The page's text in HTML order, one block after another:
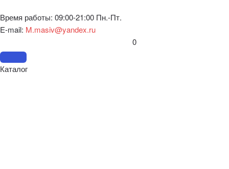
Время работы: 09:00-21:00 Пн.-Пт.
E-mail: M.masiv@yandex.ru
0
Каталог